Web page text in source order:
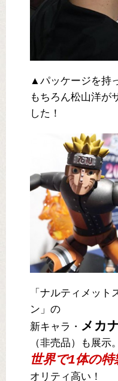
▲パッケージを持
もちろん松山洋が
した！
「ナルティメット
ン」の
新キャラ・ メカ
（非売品）も展示。
世界で1体の
オリティ高い！